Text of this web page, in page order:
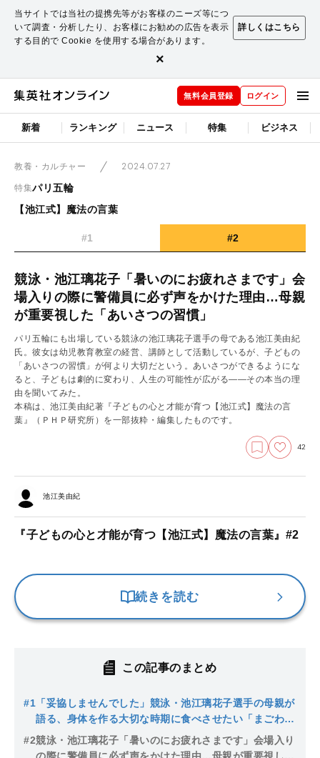
当サイトでは当社の提携先等がお客様のニーズ等につ
いて調査・分析したり、お客様にお勧めの広告を表示
する目的で Cookie を使用する場合があります。
詳しくはこちら
×
無料会員登録 ログイン
新着 ランキング ニュース 特集 ビジネス
教養・カルチャー 2024.07.27
特集パリ五輪
【池江式】魔法の言葉
#1 #2
競泳・池江璃花子「暑いのにお疲れさまです」会
場入りの際に警備員に必ず声をかけた理由…母親
が重要視した「あいさつの習慣」
パリ五輪にも出場している競泳の池江璃花子選手の母である池江美由紀
氏。彼女は幼児教育教室の経営、講師として活動しているが、子どもの
「あいさつの習慣」が何より大切だという。あいさつができるようにな
ると、子どもは劇的に変わり、人生の可能性が広がる――その本当の理
由を聞いてみた。
本稿は、池江美由紀著『子どもの心と才能が育つ【池江式】魔法の言
葉』（ＰＨＰ研究所）を一部抜粋・編集したものです。
42
池江美由紀
『子どもの心と才能が育つ【池江式】魔法の言葉』#2
続きを読む
この記事のまとめ
#1 「妥協しませんでした」競泳・池江璃花子選手の母親が
語る、身体を作る大切な時期に食べさせたい「まごわや
さしい」食材とは？
#2競泳・池江璃花子「暑いのにお疲れさまです」会場入り